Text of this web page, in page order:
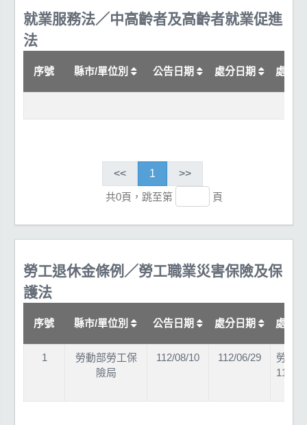
就業服務法／中高齡者及高齡者就業促進
法
序號 縣市/單位別 公告日期 處分日期 處分
<< 1
>>
共0頁，跳至第
頁
勞工退休金條例／勞工職業災害保險及保
護法
序號 縣市/單位別 公告日期 處分日期 處分
1
勞動部勞工保
險局
112/08/10 112/06/29
勞局